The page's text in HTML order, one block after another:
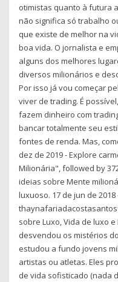
otimistas quanto à futura
não significa só trabalho
que existe de melhor na
boa vida. O jornalista e
alguns dos melhores
diversos milionários e
Por isso já vou começar
viver de trading. É
fazem dinheiro com
bancar totalmente seu
fontes de renda. Mas,
dez de 2019 - Explore
Milionária", followed by
ideias sobre Mente
luxuoso. 17 de jun de
sobre Luxo, Vida de luxo
desvendou os mistérios
estudou a fundo jovens
artistas ou atletas. Eles
de vida sofisticado (nada